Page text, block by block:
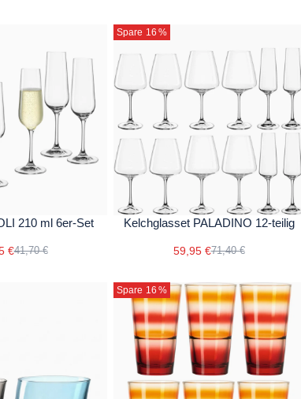
210 ml 6er-Set
€41,70 €
Spare 16 %
Kelchglasset PALADINO 12-teilig
59,95 €71,40 €
Spare 16 %